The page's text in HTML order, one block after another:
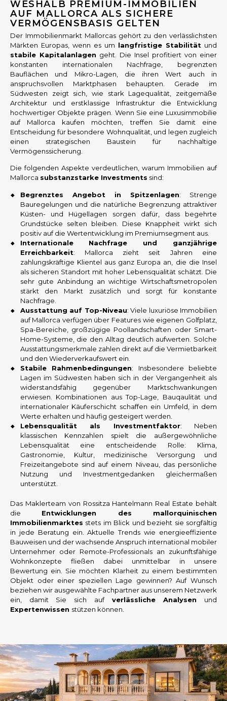
WESHALB PREMIUM-IMMOBILIEN
AUF MALLORCA ALS SICHERE
VERMÖGENSBASIS GELTEN
Der Immobilienmarkt Mallorcas gehört zu den verlässlichsten
Märkten Europas, wenn es um langfristige Stabilität und
stabile Kapitalanlagen geht. Die Insel profitiert von einer
konstanten internationalen Nachfrage, begrenzten
Bauflächen und Mikro-Lagen, die ihren Wert auch in
anspruchsvollen Marktphasen behaupten. Gerade im
Südwesten zeigt sich, wie stark Lagequalität, zeitgemäße
Architektur und erstklassige Infrastruktur die Entwicklung
hochwertiger Objekte prägen. Wenn Sie eine Luxusimmobilie
auf Mallorca kaufen möchten, treffen Sie damit eine
Entscheidung für besondere Wohnqualität, und legen zugleich
einen strategischen Baustein für nachhaltige
Vermögenssicherung.
Die folgenden Aspekte verdeutlichen, warum Immobilien auf
Mallorca substanzstarke Investments sind:
Begrenztes Angebot in Spitzenlagen: Strenge
Bauregelungen und die natürliche Begrenzung attraktiver
Küsten- und Hügellagen sorgen dafür, dass begehrte
Grundstücke selten bleiben. Diese Knappheit wirkt sich
positiv auf die Wertentwicklung im Premiumsegment aus.
Internationale Nachfrage und ganzjährige
Erreichbarkeit: Mallorca zieht seit Jahren eine
zahlungskräftige Klientel aus ganz Europa an, die die Insel
als sicheren Standort mit hoher Lebensqualität schätzt. Die
sehr gute Anbindung an wichtige Wirtschaftsmetropolen
stärkt den Markt zusätzlich und sorgt für konstante
Nachfrage.
Ausstattung auf Top-Niveau: Viele luxuriöse Immobilien
auf Mallorca verfügen über Features wie eigenen Golfplatz,
Spa-Bereiche, großzügige Poollandschaften oder Smart-
Home-Systeme, die den Alltag deutlich aufwerten. Solche
Ausstattungsmerkmale zahlen direkt auf die Vermietbarkeit
und den Wiederverkaufswert ein.
Stabile Rahmenbedingungen: Insbesondere beliebte
Lagen im Südwesten haben sich in der Vergangenheit als
widerstandsfähig gegenüber Marktschwankungen
erwiesen. Kombinationen aus Top-Lage, Bauqaulität und
internationaler Käuferschicht schaffen ein Umfeld, in dem
Werte erhalten und häufig gesteigert werden.
Lebensqualität als Investmentfaktor: Neben
klassischen Kennzahlen spielt die außergewöhnliche
Lebensqualität eine entscheidende Rolle: Klima,
Gastronomie, Kultur, medizinische Versorgung und
Freizeitangebote sind auf einem Niveau, das persönliche
Nutzung und Investmentgedanken gleichermaßen
unterstützt.
Das Maklerteam von Rossitza Hantelmann Real Estate behält
die Entwicklungen des mallorquinischen
Immobilienmarktes stets im Blick und bezieht sie sorgfältig
in jede Beratung ein. Aktuelle Trends wie energieeffiziente
Bauweisen und der wachsende Anspruch international mobiler
Unternehmer oder Remote-Professionals an zukunftsfähige
Wohnkonzepte fließen dabei unmittelbar in unsere
Bewertung ein. Sie möchten Klarheit zu einem bestimmten
Objekt oder einer speziellen Lage gewinnen? Auf Wunsch
beziehen wir ausgewählte Fachpartner aus unserem Netzwerk
ein, damit Sie sich auf verlässliche Analysen und
Expertenwissen stützen können.